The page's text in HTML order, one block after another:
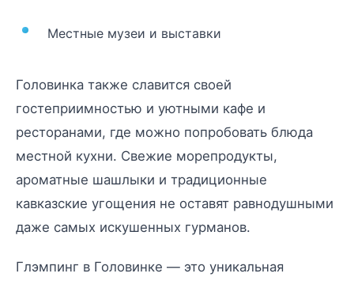
Местные музеи и выставки
Головинка также славится своей
гостеприимностью и уютными кафе и
ресторанами, где можно попробовать блюда
местной кухни. Свежие морепродукты,
ароматные шашлыки и традиционные
кавказские угощения не оставят равнодушными
даже самых искушенных гурманов.
Глэмпинг в Головинке — это уникальная